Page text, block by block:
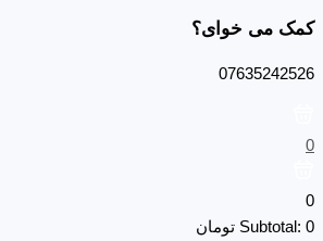
کمک می خوای؟
07635242526
0
0
Subtotal: 0 تومان